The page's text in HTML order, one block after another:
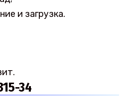
и загрузка.
34